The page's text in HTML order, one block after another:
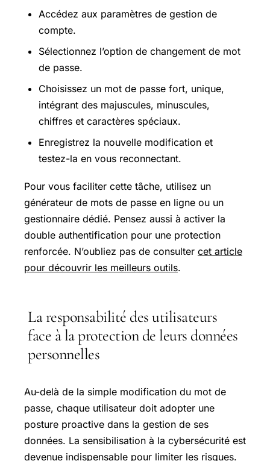
Accédez aux paramètres de gestion de
compte.
Sélectionnez l’option de changement de mot
de passe.
Choisissez un mot de passe fort, unique,
intégrant des majuscules, minuscules,
chiffres et caractères spéciaux.
Enregistrez la nouvelle modification et
testez-la en vous reconnectant.
Pour vous faciliter cette tâche, utilisez un
générateur de mots de passe en ligne ou un
gestionnaire dédié. Pensez aussi à activer la
double authentification pour une protection
renforcée. N’oubliez pas de consulter cet article
pour découvrir les meilleurs outils.
La responsabilité des utilisateurs
face à la protection de leurs données
personnelles
Au-delà de la simple modification du mot de
passe, chaque utilisateur doit adopter une
posture proactive dans la gestion de ses
données. La sensibilisation à la cybersécurité est
devenue indispensable pour limiter les risques.